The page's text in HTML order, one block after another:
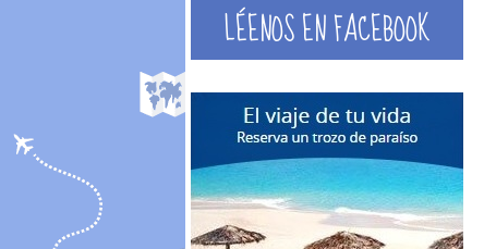
LÉENOS EN FACEBOOK